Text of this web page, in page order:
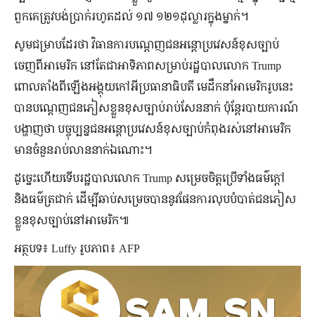
ពួកគេត្រូវបង់ប្រាក់រហូតដល់ ១៧ ១២១ដុល្លារក្នុងម្នាក់។
សូមជម្រាបដែរថា វិធានការបណ្ដេញជនអន្តោប្រវេសន៍ខុសច្បាប់
ចេញពីអាមេរិក នៅតែជាអាទិភាពសម្រាប់រដ្ឋបាលលោក Trump
ពោលតាំងពីឡើងអង្គុយកៅអីប្រធានាធិបតី មេដឹកនាំអាមេរិករូបនេះ
បានបណ្ដេញជនភៀសខ្លួនខុសច្បាប់រាប់សែននាក់ ប៉ុន្តែរបាយការណ៍
បង្ហាញថា បច្ចុប្បន្នជនអន្តោប្រវេសន៍ខុសច្បាប់កំពុងរស់នៅអាមេរិក
មានចំនួនរាប់លាននាក់ឯណោះ។
ដូច្នេះហើយទើបរដ្ឋបាលលោក Trump សម្រេចចិត្តប្រើទាំងធម៌ក្ដៅ
និងធម៌ត្រជាក់ ដើម្បីឆាប់សម្រេចបាននូវផែនការលុបបំបាត់ជនភៀស
ខ្លួនខុសច្បាប់នៅអាមេរិក៕
អត្ថបទ៖ Luffy រូបភាព៖ AFP